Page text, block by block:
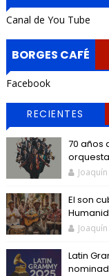
Canal de You Tube
BORGES CAFÉ
Facebook
RECIENTES
70 años
El son
Latin